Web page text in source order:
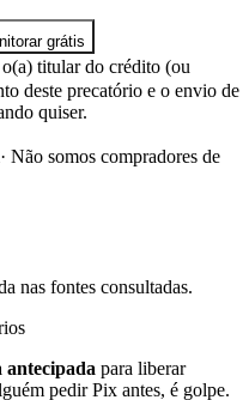
grátis
o(a) titular do crédito (ou
deste precatório e o envio de
quiser.
· Não somos compradores de
nas fontes consultadas.
para liberar
pedir Pix antes, é golpe.